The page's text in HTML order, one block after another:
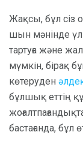
Жақсы, бұл сіз
шын мәнінде
тартуға және
мүмкін, бірақ
көтеруден
бұлшық еттің
бастағанда, бұл